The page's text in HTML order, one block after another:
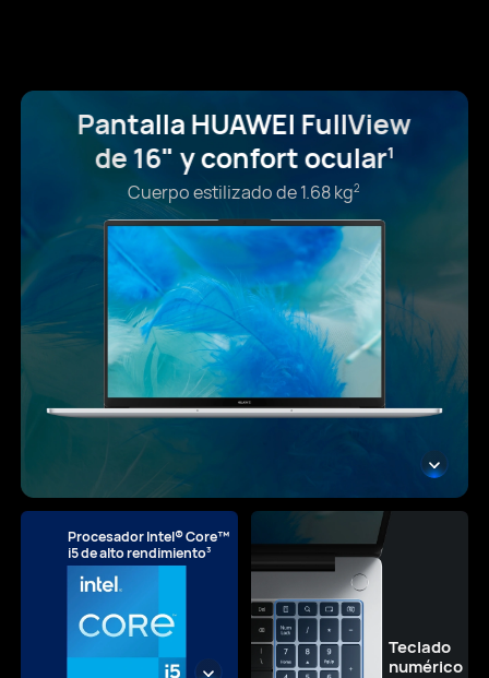
Procesador Intel® Core™
i5 de alto rendimiento3
Pantalla HUAWEI FullView
de 16" y confort ocular1
Cuerpo estilizado de 1.68 kg2
Teclado
numérico